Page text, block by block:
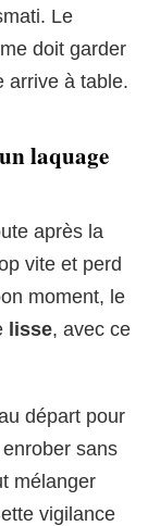
Le
doit garder
arrive à table.
laquage
après la
vite et perd
moment, le
lisse, avec ce
départ pour
sans
mélanger
vigilance